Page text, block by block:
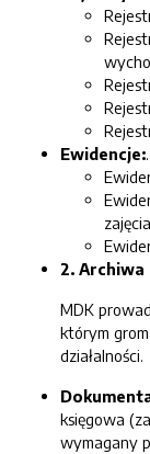
Ewidencje:.
2. Archiwa
MDK
którym
działalności.
księgowa
wymagany